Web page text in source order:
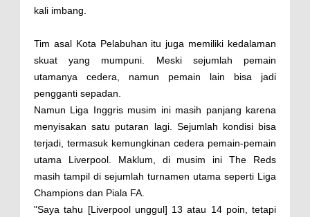
kali imbang.
Tim asal Kota Pelabuhan itu juga memiliki kedalaman
skuat yang mumpuni. Meski sejumlah pemain
utamanya cedera, namun pemain lain bisa jadi
pengganti sepadan.
Namun Liga Inggris musim ini masih panjang karena
menyisakan satu putaran lagi. Sejumlah kondisi bisa
terjadi, termasuk kemungkinan cedera pemain-pemain
utama Liverpool. Maklum, di musim ini The Reds
masih tampil di sejumlah turnamen utama seperti Liga
Champions dan Piala FA.
"Saya tahu [Liverpool unggul] 13 atau 14 poin, tetapi